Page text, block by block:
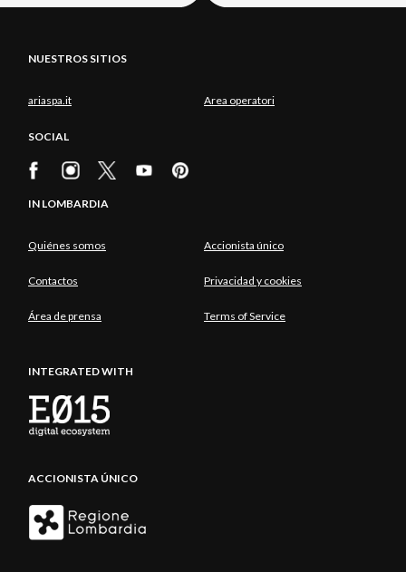
NUESTROS SITIOS
ariaspa.it Area operatori
SOCIAL
IN LOMBARDIA
Quiénes somos Accionista único
Contactos Privacidad y cookies
Área de prensa Terms of Service
INTEGRATED WITH
ACCIONISTA ÚNICO